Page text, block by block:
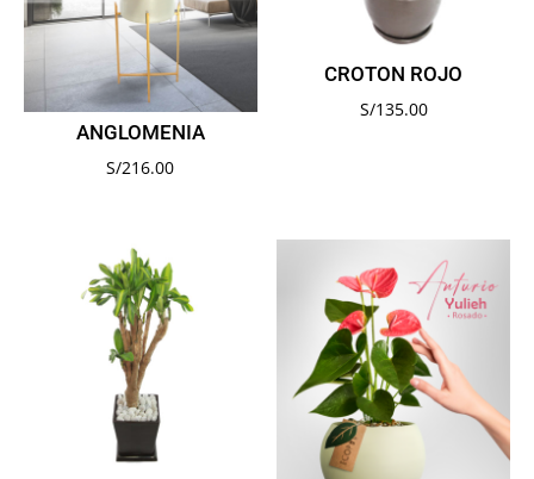
ANGLOMENIA
S/216.00
CROTON ROJO
S/135.00